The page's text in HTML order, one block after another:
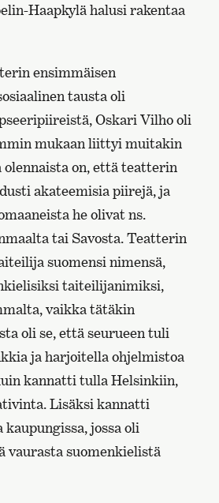
Haapkylä halusi rakentaa
ensimmäisen
tausta oli
Oskari Vilho oli
mukaan liittyi muitakin
on, että teatterin
akateemisia piirejä, ja
he olivat ns.
tai Savosta. Teatterin
suomensi nimensä,
taiteilijanimiksi,
vaikka tätäkin
oli se, että seurueen tuli
ja harjoitella ohjelmistoa
kannatti tulla Helsinkiin,
Lisäksi kannatti
jossa oli
vaurasta suomenkielistä